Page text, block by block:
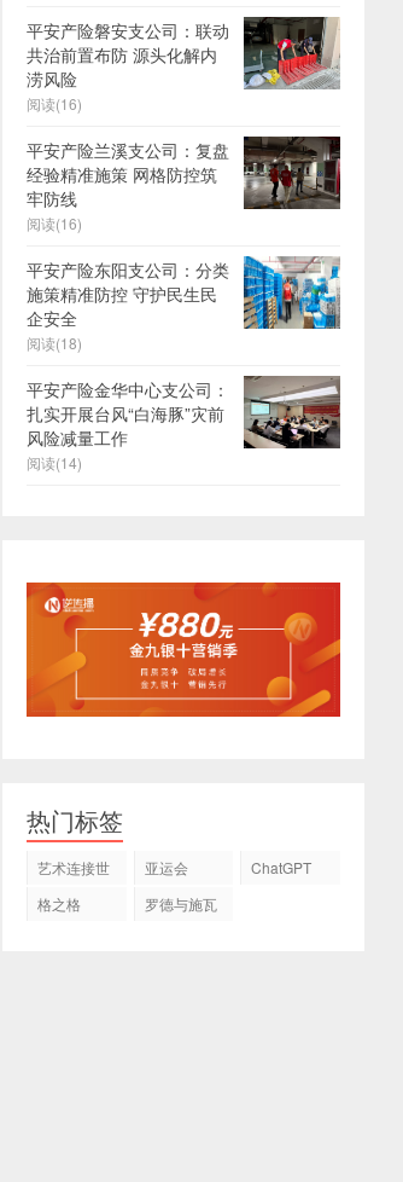
平安产险磐安支公司：联动
共治前置布防 源头化解内
涝风险
阅读(16)
平安产险兰溪支公司：复盘
经验精准施策 网格防控筑
牢防线
阅读(16)
平安产险东阳支公司：分类
施策精准防控 守护民生民
企安全
阅读(18)
平安产险金华中心支公司：
扎实开展台风“白海豚”灾前
风险减量工作
阅读(14)
热门标签
艺术连接世
亚运会
ChatGPT
格之格
罗德与施瓦